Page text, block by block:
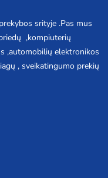
srityje .Pas mus
,kompiuterių
,automobilių elektronikos
, sveikatingumo prekių